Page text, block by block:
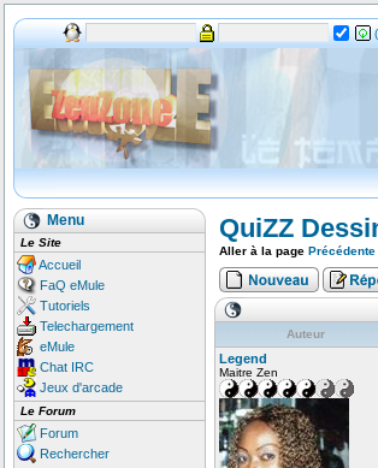
Menu
Le Site
Accueil
FaQ eMule
Tutoriels
Telechargement
eMule
Chat IRC
Jeux d'arcade
Le Forum
Forum
Rechercher
QuiZZ
Aller à la page Précédente
Auteur
Legend
Maitre Zen